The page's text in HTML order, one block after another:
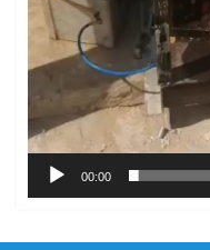
00:00